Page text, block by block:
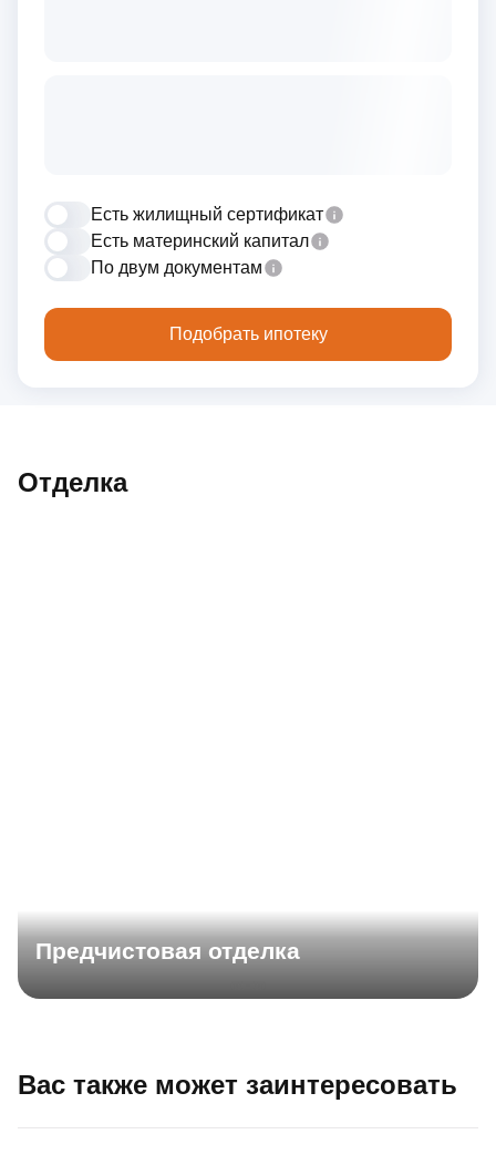
Есть жилищный сертификат
Есть материнский капитал
По двум документам
Подобрать ипотеку
Отделка
Предчистовая отделка
Вас также может заинтересовать